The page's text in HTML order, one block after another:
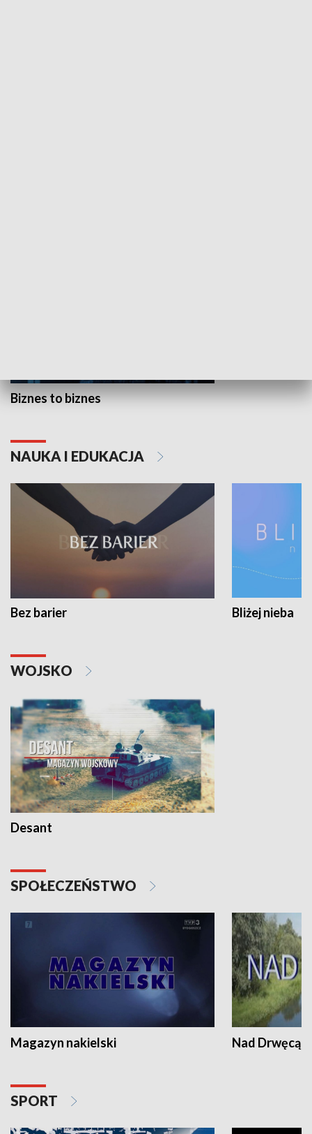
Biznes to biznes
NAUKA I EDUKACJA
Bez barier Bliżej nieba
WOJSKO
Desant
SPOŁECZEŃSTWO
Magazyn nakielski Nad Drwęcą
SPORT